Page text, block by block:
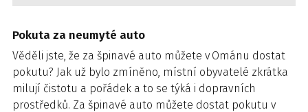
Pokuta za neumyté auto
Věděli jste, že za špinavé auto můžete v Ománu dostat
pokutu? Jak už bylo zmíněno, místní obyvatelé zkrátka
milují čistotu a pořádek a to se týká i dopravních
prostředků. Za špinavé auto můžete dostat pokutu v